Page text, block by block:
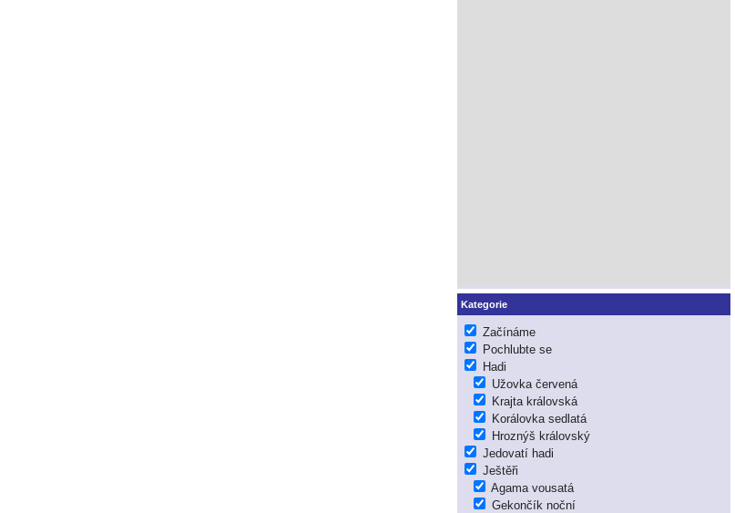
Kategorie
Začínáme
Pochlubte se
Hadi
Užovka červená
Krajta královská
Korálovka sedlatá
Hroznýš královský
Jedovatí hadi
Ještěři
Agama vousatá
Gekončík noční